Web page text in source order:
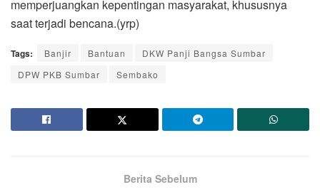
memperjuangkan kepentingan masyarakat, khususnya
saat terjadi bencana.(yrp)
Tags: Banjir Bantuan
DKW Panji Bangsa Sumbar
DPW PKB Sumbar
Sembako
Berita Sebelum